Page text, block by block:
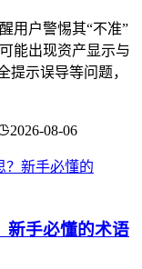
用户警惕其“不准”
能出现资产显示与
提示误导等问题，
2026-08-06
新手必懂的术语